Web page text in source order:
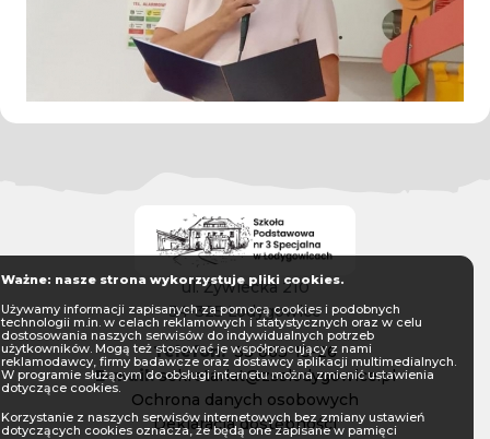
ul. Żywiecka 210
34-325 Łodygowice
Telefon: 33 863-13-26
E-mail: sekretariat@zsslodygowice.pl
Ochrona danych osobowych
Deklaracja dostępności
Ważne: nasze strona wykorzystuje pliki cookies.
Używamy informacji zapisanych za pomocą cookies i podobnych
technologii m.in. w celach reklamowych i statystycznych oraz w celu
dostosowania naszych serwisów do indywidualnych potrzeb
użytkowników. Mogą też stosować je współpracujący z nami
reklamodawcy, firmy badawcze oraz dostawcy aplikacji multimedialnych.
W programie służącym do obsługi internetu można zmienić ustawienia
dotyczące cookies.
Korzystanie z naszych serwisów internetowych bez zmiany ustawień
dotyczących cookies oznacza, że będą one zapisane w pamięci